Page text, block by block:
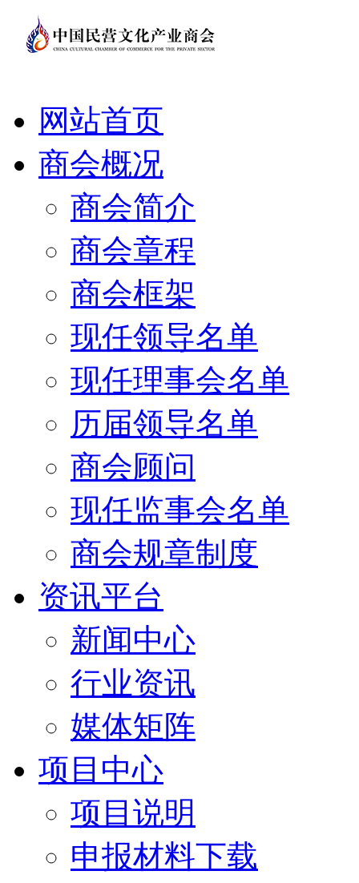
网站首页
商会概况
商会简介
商会章程
商会框架
现任领导名单
现任理事会名单
历届领导名单
商会顾问
现任监事会名单
商会规章制度
资讯平台
新闻中心
行业资讯
媒体矩阵
项目中心
项目说明
申报材料下载